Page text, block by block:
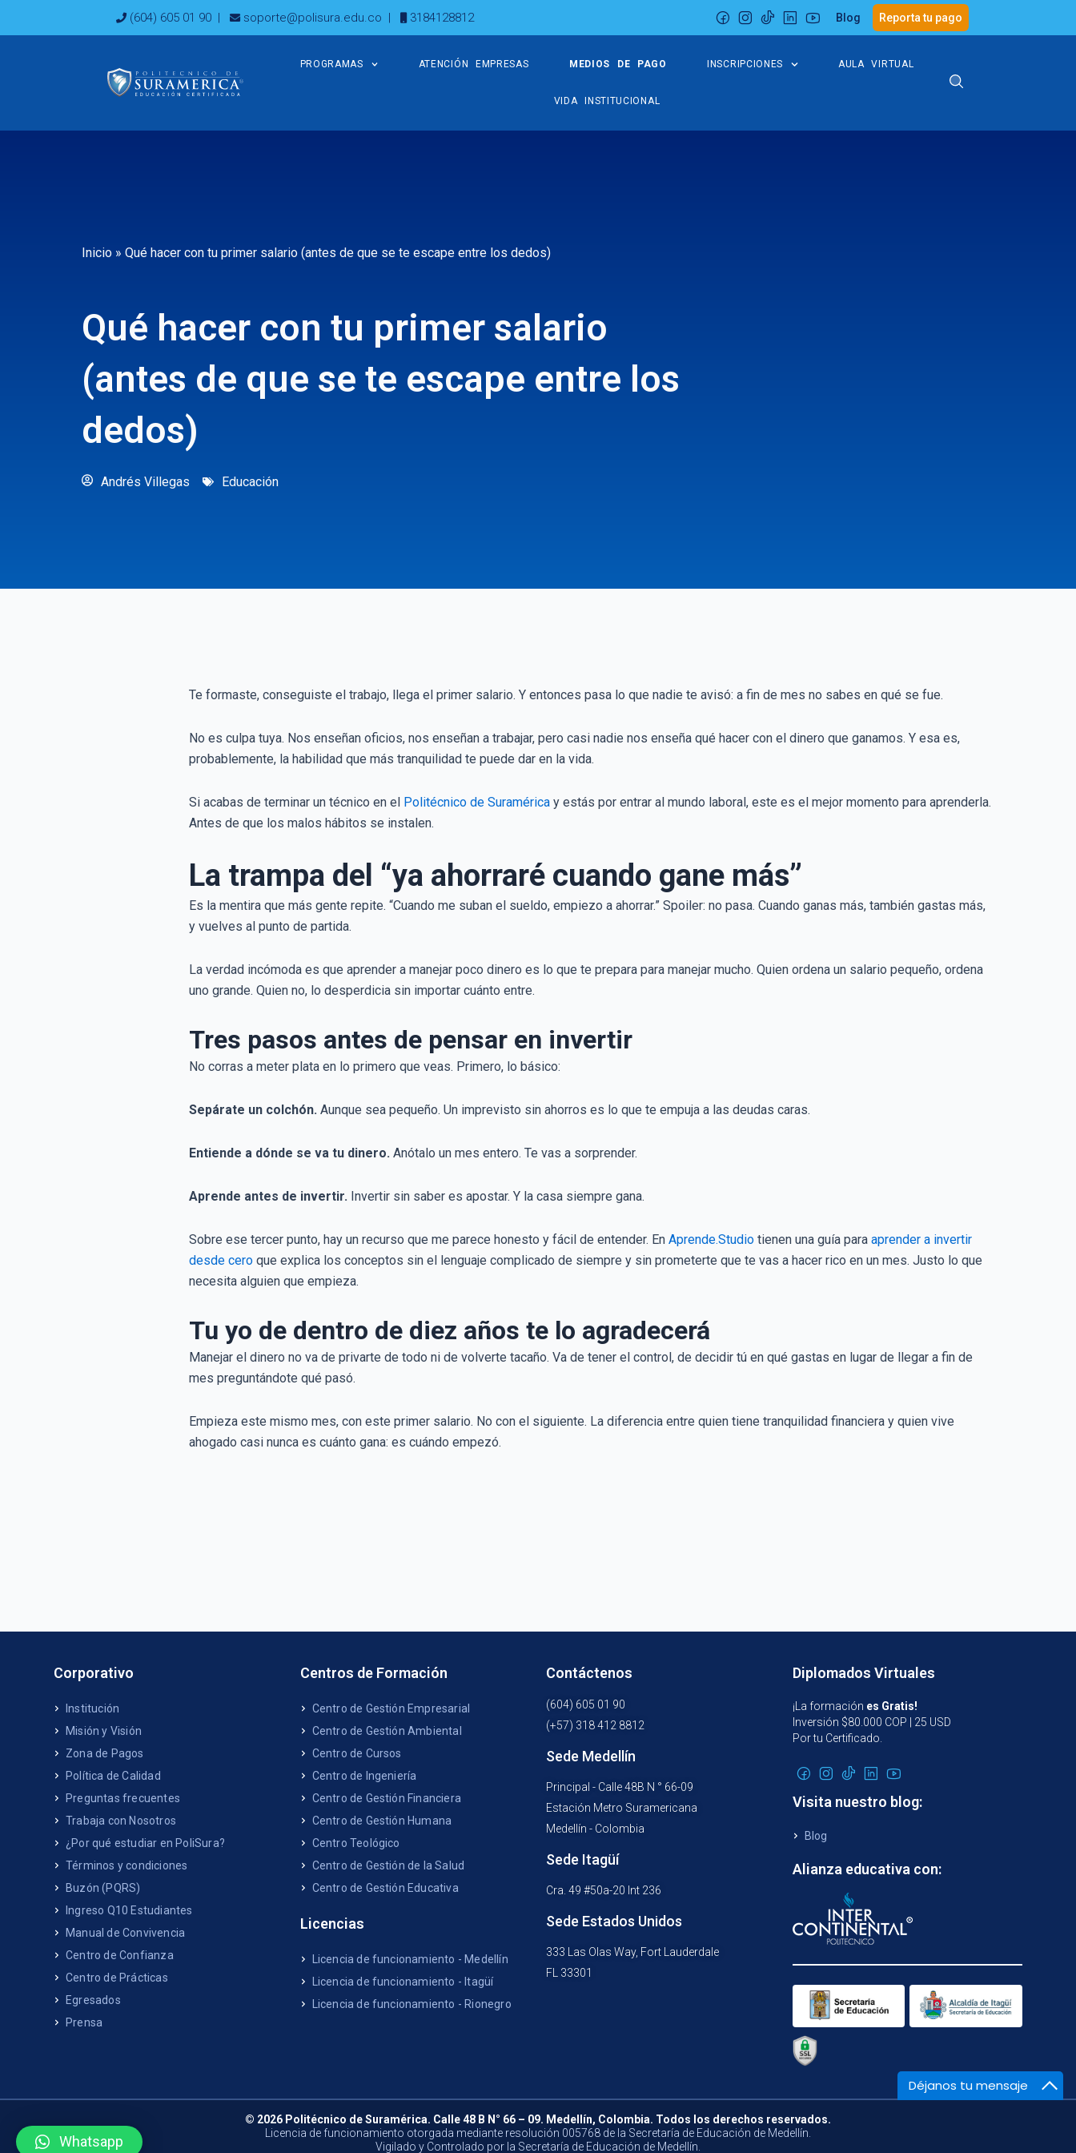
Déjanos tu mensaje
(604) 605 01 90 | soporte@polisura.edu.co | 3184128812 Blog Reporta tu pago
PROGRAMAS ATENCIÓN EMPRESAS MEDIOS DE PAGO INSCRIPCIONES AULA VIRTUAL
VIDA INSTITUCIONAL
Inicio » Qué hacer con tu primer salario (antes de que se te escape entre los dedos)
Qué hacer con tu primer salario
(antes de que se te escape entre los
dedos)
Andrés Villegas Educación
Te formaste, conseguiste el trabajo, llega el primer salario. Y entonces pasa lo que nadie te avisó: a fin de mes no sabes en qué se fue.
No es culpa tuya. Nos enseñan oficios, nos enseñan a trabajar, pero casi nadie nos enseña qué hacer con el dinero que ganamos. Y esa es,
probablemente, la habilidad que más tranquilidad te puede dar en la vida.
Si acabas de terminar un técnico en el Politécnico de Suramérica y estás por entrar al mundo laboral, este es el mejor momento para aprenderla.
Antes de que los malos hábitos se instalen.
La trampa del “ya ahorraré cuando gane más”
Es la mentira que más gente repite. “Cuando me suban el sueldo, empiezo a ahorrar.” Spoiler: no pasa. Cuando ganas más, también gastas más,
y vuelves al punto de partida.
La verdad incómoda es que aprender a manejar poco dinero es lo que te prepara para manejar mucho. Quien ordena un salario pequeño, ordena
uno grande. Quien no, lo desperdicia sin importar cuánto entre.
Tres pasos antes de pensar en invertir
No corras a meter plata en lo primero que veas. Primero, lo básico:
Sepárate un colchón. Aunque sea pequeño. Un imprevisto sin ahorros es lo que te empuja a las deudas caras.
Entiende a dónde se va tu dinero. Anótalo un mes entero. Te vas a sorprender.
Aprende antes de invertir. Invertir sin saber es apostar. Y la casa siempre gana.
Sobre ese tercer punto, hay un recurso que me parece honesto y fácil de entender. En Aprende.Studio tienen una guía para aprender a invertir
desde cero que explica los conceptos sin el lenguaje complicado de siempre y sin prometerte que te vas a hacer rico en un mes. Justo lo que
necesita alguien que empieza.
Tu yo de dentro de diez años te lo agradecerá
Manejar el dinero no va de privarte de todo ni de volverte tacaño. Va de tener el control, de decidir tú en qué gastas en lugar de llegar a fin de
mes preguntándote qué pasó.
Empieza este mismo mes, con este primer salario. No con el siguiente. La diferencia entre quien tiene tranquilidad financiera y quien vive
ahogado casi nunca es cuánto gana: es cuándo empezó.
Corporativo
Institución
Misión y Visión
Zona de Pagos
Política de Calidad
Preguntas frecuentes
Trabaja con Nosotros
¿Por qué estudiar en PoliSura?
Términos y condiciones
Buzón (PQRS)
Ingreso Q10 Estudiantes
Manual de Convivencia
Centro de Confianza
Centro de Prácticas
Egresados
Prensa
Centros de Formación
Centro de Gestión Empresarial
Centro de Gestión Ambiental
Centro de Cursos
Centro de Ingeniería
Centro de Gestión Financiera
Centro de Gestión Humana
Centro Teológico
Centro de Gestión de la Salud
Centro de Gestión Educativa
Licencias
Licencia de funcionamiento - Medellín
Licencia de funcionamiento - Itagüí
Licencia de funcionamiento - Rionegro
Contáctenos
(604) 605 01 90
(+57) 318 412 8812
Sede Medellín
Principal - Calle 48B N ° 66-09
Estación Metro Suramericana
Medellín - Colombia
Sede Itagüí
Cra. 49 #50a-20 Int 236
Sede Estados Unidos
333 Las Olas Way, Fort Lauderdale
FL 33301
Diplomados Virtuales
¡La formación es Gratis!
Inversión $80.000 COP | 25 USD
Por tu Certificado.
Visita nuestro blog:
Blog
Alianza educativa con:
© 2026 Politécnico de Suramérica. Calle 48 B N° 66 – 09. Medellín, Colombia. Todos los derechos reservados.
Licencia de funcionamiento otorgada mediante resolución 005768 de la Secretaría de Educación de Medellín.
Vigilado y Controlado por la Secretaría de Educación de Medellín.
Whatsapp